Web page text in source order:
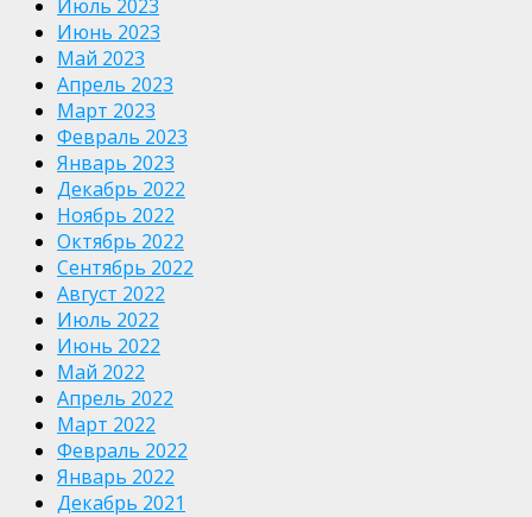
Июль 2023
Июнь 2023
Май 2023
Апрель 2023
Март 2023
Февраль 2023
Январь 2023
Декабрь 2022
Ноябрь 2022
Октябрь 2022
Сентябрь 2022
Август 2022
Июль 2022
Июнь 2022
Май 2022
Апрель 2022
Март 2022
Февраль 2022
Январь 2022
Декабрь 2021